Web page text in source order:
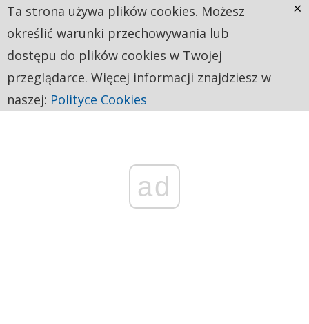
ad
Ta strona używa plików cookies. Możesz
określić warunki przechowywania lub
dostępu do plików cookies w Twojej
przeglądarce. Więcej informacji znajdziesz w
naszej: Polityce Cookies
×